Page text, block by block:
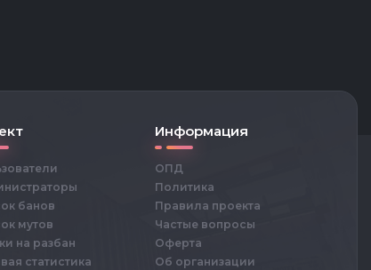
банов
мутов
на разбан
статистика
Информация
ОПД
Политика
Правила проекта
Частые вопросы
Оферта
Об организации